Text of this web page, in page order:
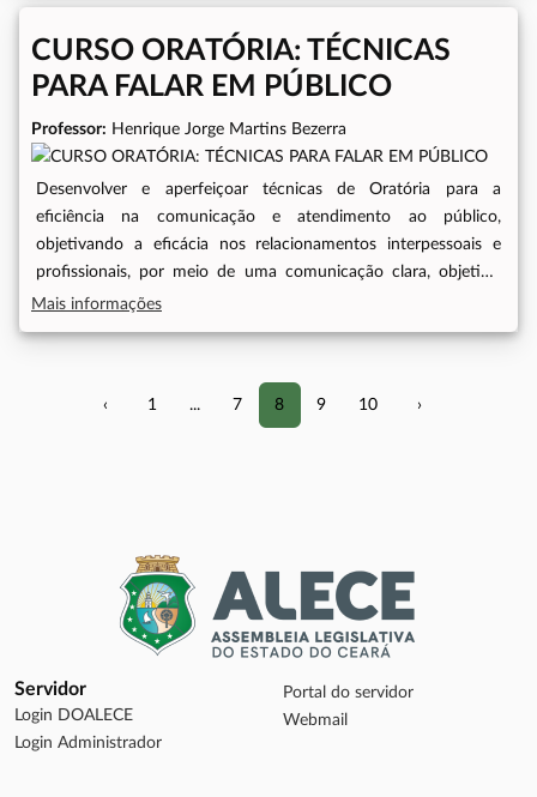
curso Online06 até 20 de novembro 2023Plataforma Unipace
Virtual
CURSO ORATÓRIA: TÉCNICAS
PARA FALAR EM PÚBLICO
Professor: Henrique Jorge Martins Bezerra
Desenvolver e aperfeiçoar técnicas de Oratória para a
eficiência na comunicação e atendimento ao público,
objetivando a eficácia nos relacionamentos interpessoais e
profissionais, por meio de uma comunicação clara, objetiva,
segura e persuasiva. Público AlvoServidores da
Mais informações
‹ 1 ... 7 8 9 10 ›
Servidor
Login DOALECE
Login Administrador
Portal do servidor
Webmail